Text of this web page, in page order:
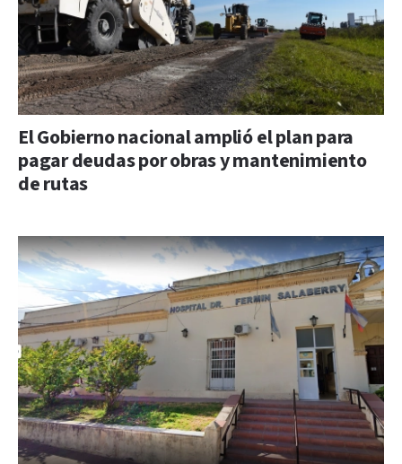
El Gobierno nacional amplió el plan para
pagar deudas por obras y mantenimiento
de rutas